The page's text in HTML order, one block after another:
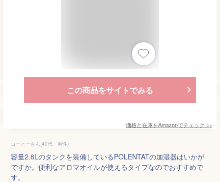
この商品をサイトでみる
価格と在庫をAmazonでチェック >>
コーヒーさん(40代・男性)
容量2.8Lのタンクを装備しているPOLENTATの加湿器はいかが
ですか。便利なアロマオイルが使えるタイプなのでおすすめで
す。